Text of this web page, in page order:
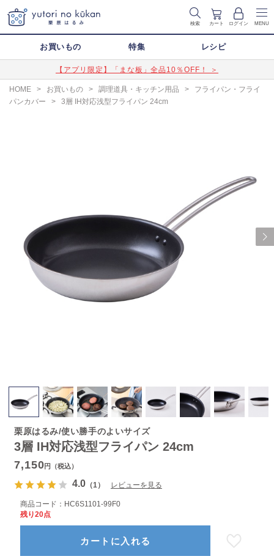
検索 カート ログイン MENU
お買いもの 特集 レシピ
【アプリ限定】「まな板」全品10％OFF！ ＞
HOME > お買いもの > 調理道具・キッチン用品 >
フライパン・フライ
パンカバー
> 3層 IH対応浅型フライパン 24cm
Next
3層 IH対応浅型フライパン 24cm
栗原はるみ/使い勝手のよいサイズ
7,150円（税込）
4.0（1） レビューを見る
商品コード： HC6S1101-99F0
残り20点
カートに入れる